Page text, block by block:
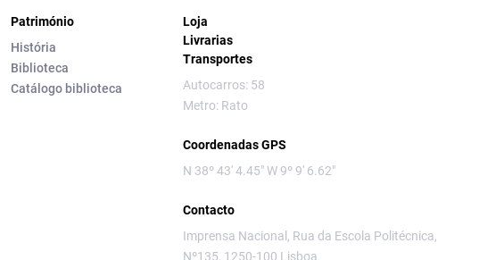
Património
História
Biblioteca
Catálogo biblioteca
Loja
Livrarias
Transportes
Autocarros: 58
Metro: Rato
Coordenadas GPS
N 38º 43' 4.45" W 9º 9' 6.62"
Contacto
Imprensa Nacional, Rua da Escola Politécnica,
Nº135, 1250-100 Lisboa